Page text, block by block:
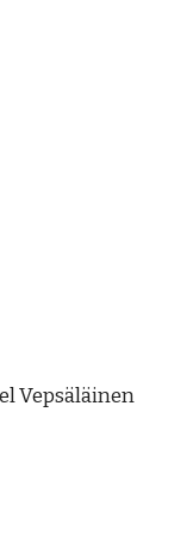
Vepsäläinen